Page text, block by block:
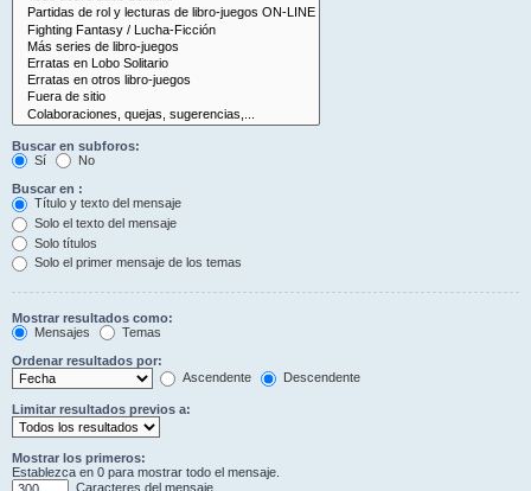
Buscar en subforos:
Sí
No
Buscar en :
Título y texto del mensaje
Solo el texto del mensaje
Solo títulos
Solo el primer mensaje de los temas
Mostrar resultados como:
Mensajes
Temas
Ordenar resultados por:
Ascendente
Descendente
Limitar resultados previos a:
Mostrar los primeros:
Establezca en 0 para mostrar todo el mensaje.
Caracteres del mensaje